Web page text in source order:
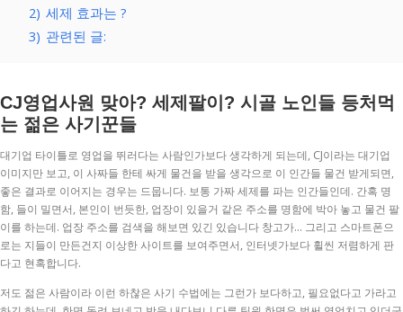
2) 세제 효과는 ?
3) 관련된 글:
CJ영업사원 맞아? 세제팔이? 시골 노인들 등처먹
는 젊은 사기꾼들
대기업 타이틀로 영업을 뛰러다는 사람인가보다 생각하게 되는데, CJ이라는 대기업
이미지만 보고, 이 사짜들 한테 싸게 물건을 받을 생각으로 이 인간들 물건 받게되면,
좋은 결과로 이어지는 경우는 드뭅니다. 보통 가짜 세제를 파는 인간들인데. 간혹 명
함, 들이 밀면서, 본인이 번듯한, 업장이 있을거 같은 주소를 명함에 박아 놓고 물건 팔
이를 하는데. 업장 주소를 검색을 해보면 있긴 있습니다 창고가… 그리고 스마트폰으
로는 지들이 만든건지 이상한 사이트를 보여주면서, 인터넷가보다 휠씬 저렴하게 판
다고 현혹합니다.
저도 젊은 사람이라 이런 하찮은 사기 수법에는 그런가 보다하고, 필요없다고 가라고